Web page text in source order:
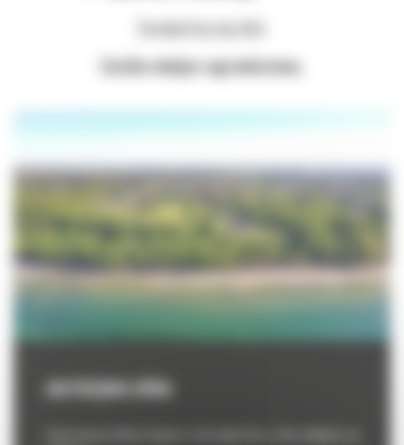
Zarejestruj się dziś.
Liczba miejsc ograniczona.
JASTRZĘBIA GÓRA